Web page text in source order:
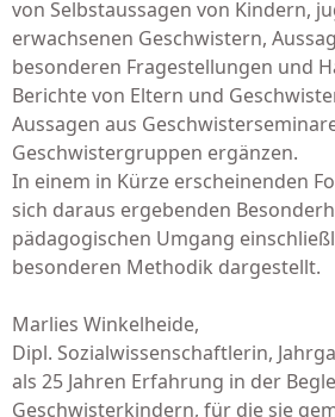
von Selbstaussagen von Kindern,
erwachsenen Geschwistern,
besonderen Fragestellungen und
Berichte von Eltern und
Aussagen aus
Geschwistergruppen ergänzen.
In einem in Kürze erscheinenden
sich daraus ergebenden
pädagogischen Umgang
besonderen Methodik dargestellt.
Marlies Winkelheide,
Dipl. Sozialwissenschaftlerin,
als 25 Jahren Erfahrung in der
Geschwisterkindern, für die sie